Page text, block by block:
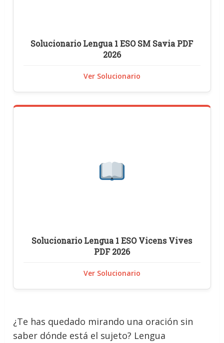
Solucionario Lengua 1 ESO SM Savia PDF
2026
Ver Solucionario
Solucionario Lengua 1 ESO Vicens Vives
PDF 2026
Ver Solucionario
¿Te has quedado mirando una oración sin
saber dónde está el sujeto? Lengua